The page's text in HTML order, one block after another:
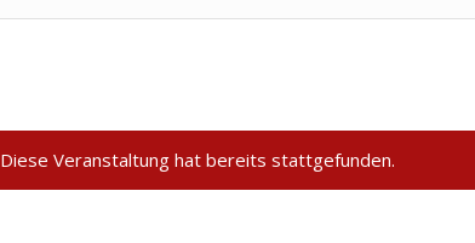
Diese Veranstaltung hat bereits stattgefunden.